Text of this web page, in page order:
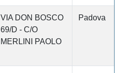
VIA DON BOSCO
69/D - C/O
MERLINI PAOLO
Padova